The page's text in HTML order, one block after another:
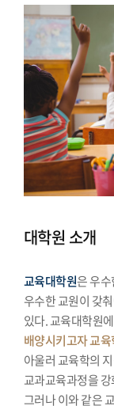
대학원 소개
교육대학원은 우
우수한 교원이 갖
있다. 교육대학원
배양시키고자 교
아울러 교육학의
교과교육과정을
그러나 이와 같은